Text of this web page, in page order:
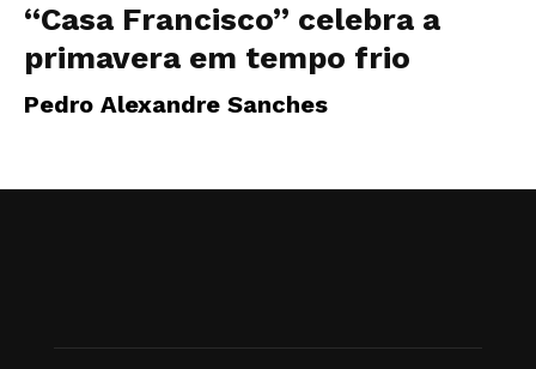
“Casa Francisco” celebra a
primavera em tempo frio
Pedro Alexandre Sanches